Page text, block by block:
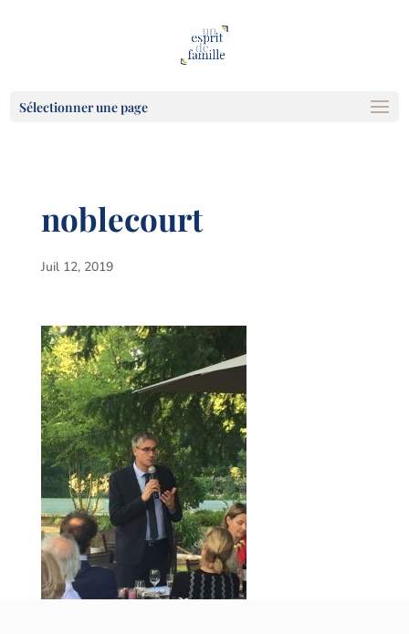
Sélectionner une page
noblecourt
Juil 12, 2019